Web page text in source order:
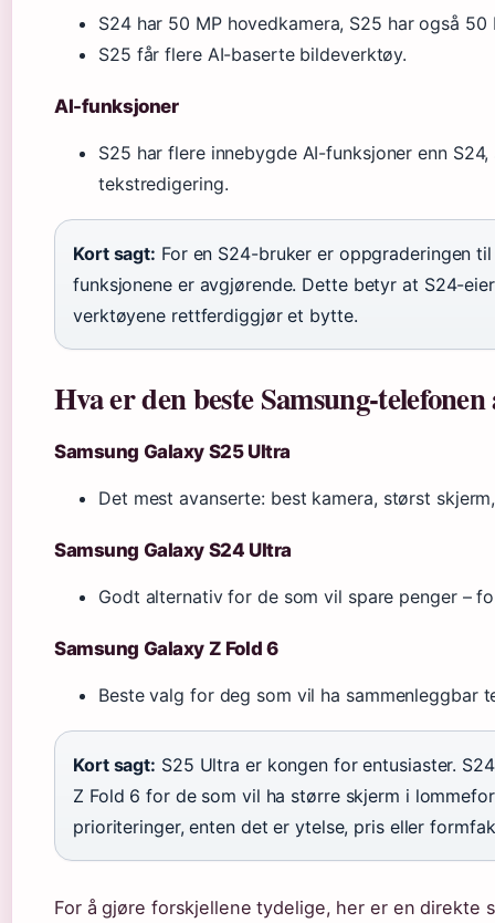
S24 har 50 MP hovedkamera, S25 har også 50
S25 får flere AI-baserte bildeverktøy.
AI-funksjoner
S25 har flere innebygde AI-funksjoner enn
tekstredigering.
Kort sagt: For en S24-bruker er oppgraderingen
funksjonene er avgjørende. Dette betyr at S24-
verktøyene rettferdiggjør et bytte.
Hva er den beste Samsung-
Samsung Galaxy S25 Ultra
Det mest avanserte: best kamera, størst
Samsung Galaxy S24 Ultra
Godt alternativ for de som vil spare penger –
Samsung Galaxy Z Fold 6
Beste valg for deg som vil ha sammenleggbar
Kort sagt: S25 Ultra er kongen for entusiaster.
Z Fold 6 for de som vil ha større skjerm i
prioriteringer, enten det er ytelse, pris eller
For å gjøre forskjellene tydelige, her er en direkte